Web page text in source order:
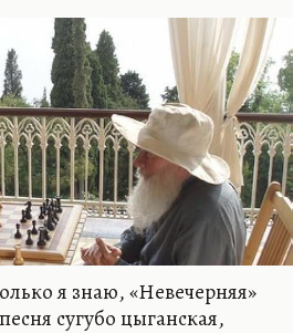
я знаю, «Невечерняя»
сугубо цыганская,